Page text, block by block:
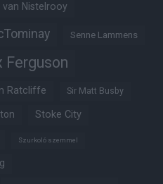
van Nistelrooy
Senne Lammens
Ferguson
Ratcliffe Sir Matt Busby
Stoke City
Szurkoló szemmel